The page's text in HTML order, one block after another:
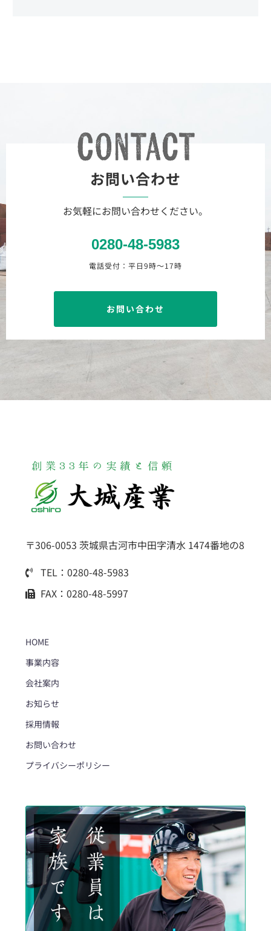
お問い合わせ
お気軽にお問い合わせください。
0280-48-5983
電話受付：平日9時〜17時
お問い合わせ
〒306-0053 茨城県古河市中田字清水 1474番地の8
TEL：0280-48-5983
FAX：0280-48-5997
HOME
事業内容
会社案内
お知らせ
採用情報
お問い合わせ
プライバシーポリシー